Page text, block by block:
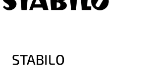
STABILO